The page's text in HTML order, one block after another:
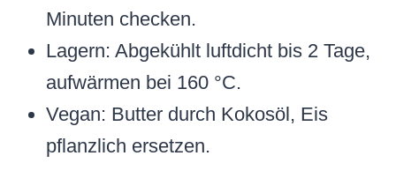
Minuten checken.
Lagern: Abgekühlt luftdicht bis 2 Tage,
aufwärmen bei 160 °C.
Vegan: Butter durch Kokosöl, Eis
pflanzlich ersetzen.